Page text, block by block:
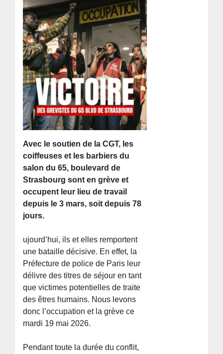
Avec le soutien de la CGT, les
coiffeuses et les barbiers du
salon du 65, boulevard de
Strasbourg sont en grève et
occupent leur lieu de travail
depuis le 3 mars, soit depuis 78
jours.
ujourd’hui, ils et elles remportent
une bataille décisive. En effet, la
Préfecture de police de Paris leur
délivre des titres de séjour en tant
que victimes potentielles de traite
des êtres humains. Nous levons
donc l’occupation et la grève ce
mardi 19 mai 2026.
Pendant toute la durée du conflit,